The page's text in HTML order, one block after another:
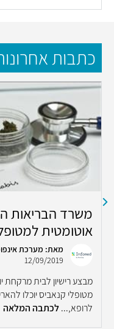
כתבות
משרד הבריאות
אוטומטית
מאת: מערכת
12/09/2019
מבצע רישיון לבית מרקחת
מטופלי קנאביס יוכלו
לרופא,...לכתבה המלאה